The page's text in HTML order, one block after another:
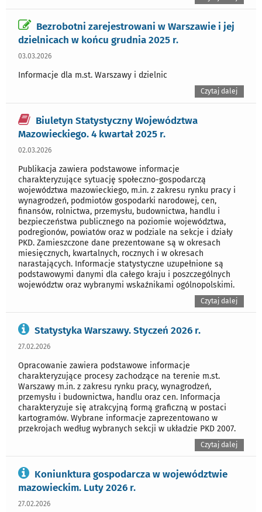
Bezrobotni zarejestrowani w Warszawie i jej
dzielnicach w końcu grudnia 2025 r.
03.03.2026
Informacje dla m.st. Warszawy i dzielnic
Czytaj dalej
Biuletyn Statystyczny Województwa
Mazowieckiego. 4 kwartał 2025 r.
02.03.2026
Publikacja zawiera podstawowe informacje
charakteryzujące sytuację społeczno-gospodarczą
województwa mazowieckiego, m.in. z zakresu rynku pracy i
wynagrodzeń, podmiotów gospodarki narodowej, cen,
finansów, rolnictwa, przemysłu, budownictwa, handlu i
bezpieczeństwa publicznego na poziomie województwa,
podregionów, powiatów oraz w podziale na sekcje i działy
PKD. Zamieszczone dane prezentowane są w okresach
miesięcznych, kwartalnych, rocznych i w okresach
narastających. Informacje statystyczne uzupełnione są
podstawowymi danymi dla całego kraju i poszczególnych
województw oraz wybranymi wskaźnikami ogólnopolskimi.
Czytaj dalej
Statystyka Warszawy. Styczeń 2026 r.
27.02.2026
Opracowanie zawiera podstawowe informacje
charakteryzujące procesy zachodzące na terenie m.st.
Warszawy m.in. z zakresu rynku pracy, wynagrodzeń,
przemysłu i budownictwa, handlu oraz cen. Informacja
charakteryzuje się atrakcyjną formą graficzną w postaci
kartogramów. Wybrane informacje zaprezentowano w
przekrojach według wybranych sekcji w układzie PKD 2007.
Czytaj dalej
Koniunktura gospodarcza w województwie
mazowieckim. Luty 2026 r.
27.02.2026